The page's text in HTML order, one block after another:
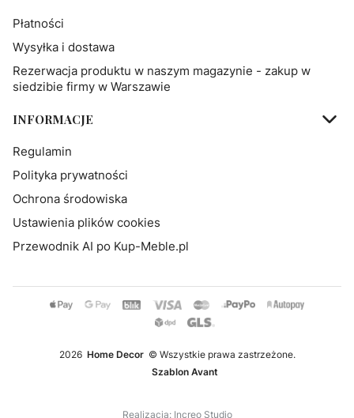
Płatności
Wysyłka i dostawa
Rezerwacja produktu w naszym magazynie - zakup w
siedzibie firmy w Warszawie
INFORMACJE
Regulamin
Polityka prywatności
Ochrona środowiska
Ustawienia plików cookies
Przewodnik AI po Kup-Meble.pl
2026 Home Decor © Wszystkie prawa zastrzeżone.
Szablon Avant
Realizacja: Increo Studio